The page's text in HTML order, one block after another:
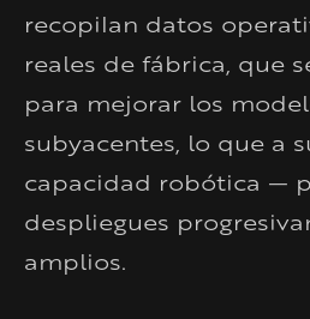
recopilan datos
reales de fábrica, que
para mejorar los
subyacentes, lo que a
capacidad robótica —
despliegues
amplios.